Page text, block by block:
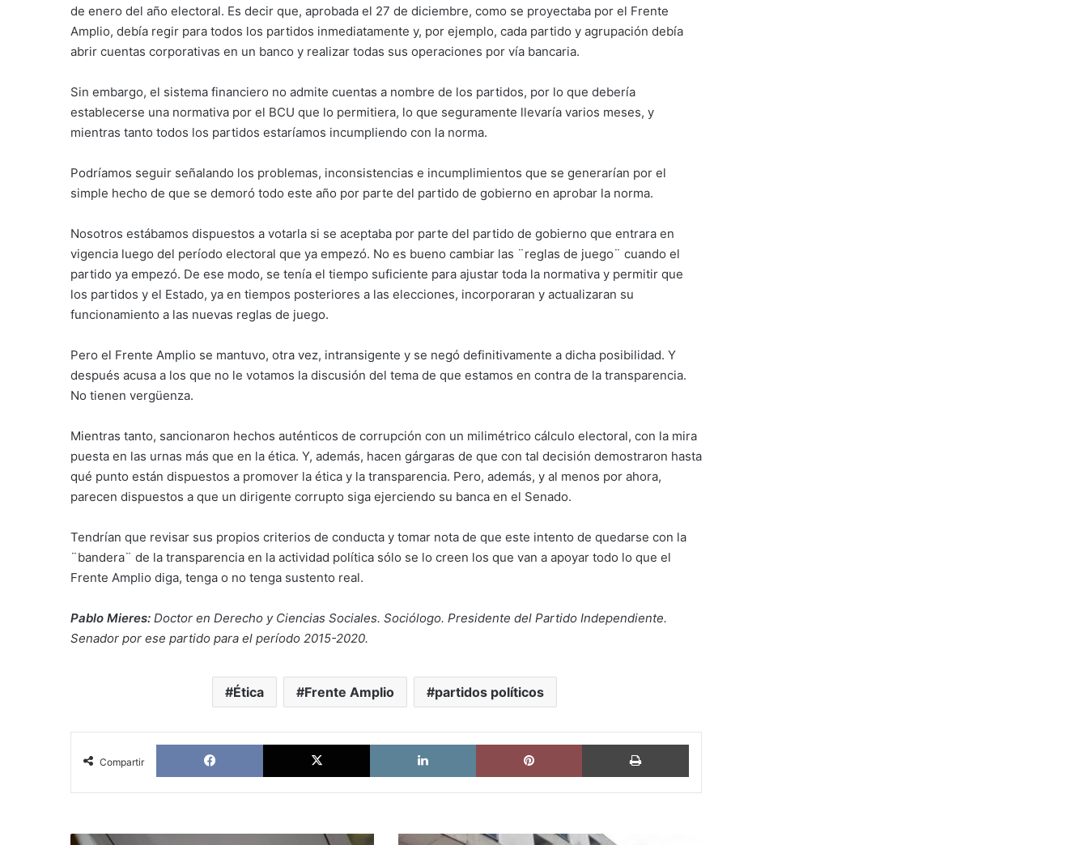
de enero del año electoral. Es decir que, aprobada el 27 de diciembre, como se proyectaba por el Frente
Amplio, debía regir para todos los partidos inmediatamente y, por ejemplo, cada partido y agrupación debía
abrir cuentas corporativas en un banco y realizar todas sus operaciones por vía bancaria.
Sin embargo, el sistema financiero no admite cuentas a nombre de los partidos, por lo que debería
establecerse una normativa por el BCU que lo permitiera, lo que seguramente llevaría varios meses, y
mientras tanto todos los partidos estaríamos incumpliendo con la norma.
Podríamos seguir señalando los problemas, inconsistencias e incumplimientos que se generarían por el
simple hecho de que se demoró todo este año por parte del partido de gobierno en aprobar la norma.
Nosotros estábamos dispuestos a votarla si se aceptaba por parte del partido de gobierno que entrara en
vigencia luego del período electoral que ya empezó. No es bueno cambiar las ¨reglas de juego¨ cuando el
partido ya empezó. De ese modo, se tenía el tiempo suficiente para ajustar toda la normativa y permitir que
los partidos y el Estado, ya en tiempos posteriores a las elecciones, incorporaran y actualizaran su
funcionamiento a las nuevas reglas de juego.
Pero el Frente Amplio se mantuvo, otra vez, intransigente y se negó definitivamente a dicha posibilidad. Y
después acusa a los que no le votamos la discusión del tema de que estamos en contra de la transparencia.
No tienen vergüenza.
Mientras tanto, sancionaron hechos auténticos de corrupción con un milimétrico cálculo electoral, con la mira
puesta en las urnas más que en la ética. Y, además, hacen gárgaras de que con tal decisión demostraron hasta
qué punto están dispuestos a promover la ética y la transparencia. Pero, además, y al menos por ahora,
parecen dispuestos a que un dirigente corrupto siga ejerciendo su banca en el Senado.
Tendrían que revisar sus propios criterios de conducta y tomar nota de que este intento de quedarse con la
¨bandera¨ de la transparencia en la actividad política sólo se lo creen los que van a apoyar todo lo que el
Frente Amplio diga, tenga o no tenga sustento real.
Pablo Mieres: Doctor en Derecho y Ciencias Sociales. Sociólogo. Presidente del Partido Independiente.
Senador por ese partido para el período 2015-2020.
Ética Frente Amplio partidos políticos
Compartir
Facebook X LinkedIn Pinterest Imprimir
El Exhortación